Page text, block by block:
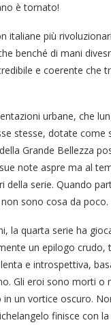
è tornato!
italiane più
benché di mani
e coerente che
urbane, che
stesse, dotate come
Grande Bellezza
note aspre ma al
serie. Quando
sono cosa da poco.
la quarta serie ha
un epilogo crudo,
e introspettiva,
Gli eroi sono morti
un vortice oscuro.
finisce con